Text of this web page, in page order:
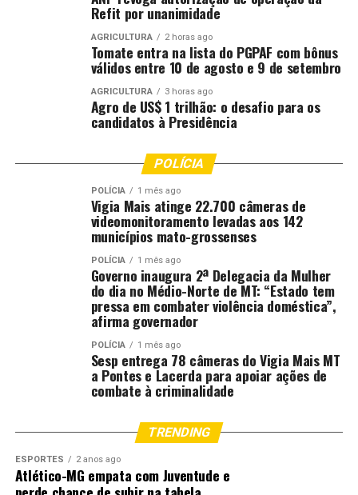
participantes. Já o Ministério da Saúde será responsável
do instrumento.
O edital de chamamento da iniciativa será divulgado até
desejam participar da iniciativa deverão ser
encaminhadas no período de 1º a 30 de setembro. A
seleção, análise de recursos e divulgação do resultado
ocorrerão de 1º de outubro a 30 de novembro. Já a
celebração do contrato deverá ser realizada até 15 de
Confira o aviso e o caderno da audiência pública
Mais informações poderão ser obtidas pelo e-mail
etec.tb@saude.gov.br
Roberta Paola
Ministério da Saúde
Refit por unanimidade
AGRICULTURA 2 horas ago
Tomate entra na lista do PGPAF com bônus
válidos entre 10 de agosto e 9 de setembro
AGRICULTURA 3 horas ago
Agro de US$ 1 trilhão: o desafio para os
candidatos à Presidência
POLÍCIA
POLÍCIA 1 mês ago
Vigia Mais atinge 22.700 câmeras de
videomonitoramento levadas aos 142
municípios mato-grossenses
POLÍCIA 1 mês ago
Governo inaugura 2ª Delegacia da Mulher
do dia no Médio-Norte de MT: “Estado tem
pressa em combater violência doméstica”,
afirma governador
POLÍCIA 1 mês ago
Sesp entrega 78 câmeras do Vigia Mais MT
a Pontes e Lacerda para apoiar ações de
combate à criminalidade
TRENDING
ESPORTES 2 anos ago
Atlético-MG empata com Juventude e